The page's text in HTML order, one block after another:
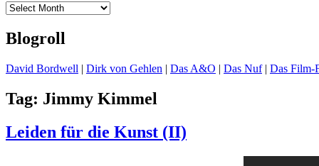
Archiv
Blogroll
David Bordwell | Dirk von Gehlen | Das A&O | Das Nuf| Das Film-
Tag: Jimmy Kimmel
Leiden für die Kunst (II)